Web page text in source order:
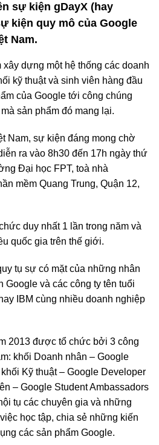
sự kiện gDayX (hay
kiện quy mô của Google
Nam.
dựng một hệ thống các doanh
kỹ thuật và sinh viên hàng đầu
của Google tới công chúng
sản phẩm đó mang lại.
Nam, sự kiện đáng mong chờ
ra vào 8h30 đến 17h ngày thứ
Đại học FPT, toà nhà
mềm Quang Trung, Quận 12,
duy nhất 1 lần trong năm và
quốc gia trên thế giới.
tụ sự có mặt của những nhân
Google và các công ty tên tuổi
IBM cùng nhiều doanh nghiệp
2013 được tổ chức bởi 3 công
khối Doanh nhân – Google
Kỹ thuật – Google Developer
– Google Student Ambassadors
tụ các chuyên gia và những
học tập, chia sẻ những kiến
các sản phẩm Google.